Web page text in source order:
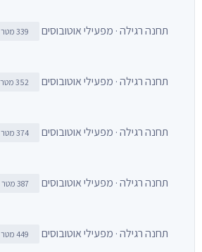
תחנה רגילה · מפעילי אוטובוסים 339 מטר
תחנה רגילה · מפעילי אוטובוסים 352 מטר
תחנה רגילה · מפעילי אוטובוסים 374 מטר
תחנה רגילה · מפעילי אוטובוסים 387 מטר
תחנה רגילה · מפעילי אוטובוסים 449 מטר